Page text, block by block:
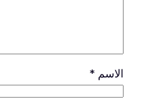
الاسم *